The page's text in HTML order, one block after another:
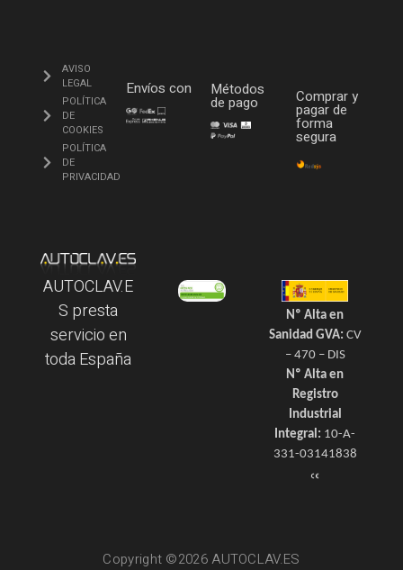
AVISO
LEGAL
POLÍTICA
DE
COOKIES
POLÍTICA
DE
PRIVACIDAD
Envíos con Métodos
de pago Comprar y
pagar de
forma
segura
AUTOCLAV.E
S presta
servicio en
toda España
Nº Alta en
Sanidad GVA: CV
– 470 – DIS
Nº Alta en
Registro
Industrial
Integral: 10-A-
331-03141838
Copyright ©2026 AUTOCLAV.ES